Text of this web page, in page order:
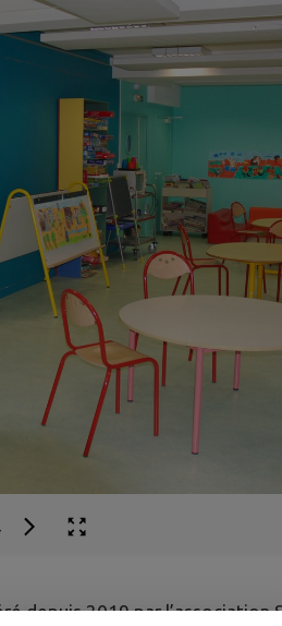
depuis 2019 par l’association